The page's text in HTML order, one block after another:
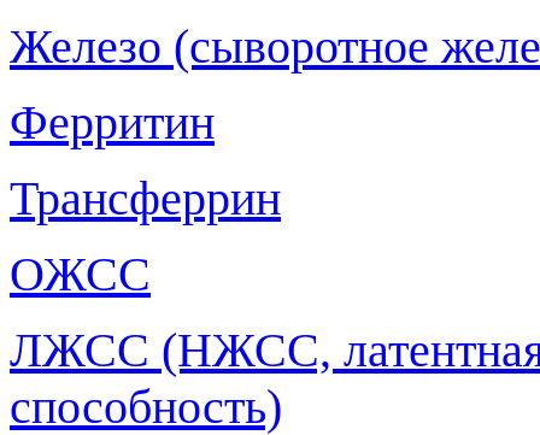
Железо (сыворотное
Ферритин
Трансферрин
ОЖСС
ЛЖСС (НЖСС, латентная
способность)